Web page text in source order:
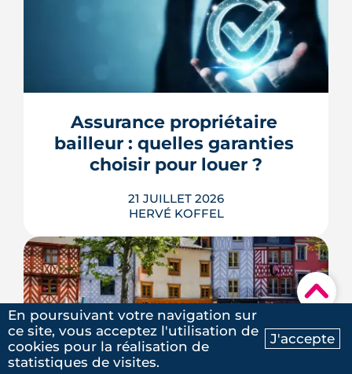
Ma recherche Contactez-nous
▾
Le Parlement a adopté le 21 juillet 2026
la création d'une foncière chargée de
gérer une partie des bâtiments publics,
mais le Conseil constitutionnel doit
bureaux et logements de fonction
pourraient à terme changer de mains,
sans que la liste ni le calendrier s...
LIRE L'ARTICLE
Assurance propriétaire
bailleur : quelles garanties
choisir pour louer ?
21 JUILLET 2026
HERVÉ KOFFEL
Louer, c'est aussi assurer. Entre
l'obligation légale, les garanties utiles
et les options commerciales, ce guide
aide le bailleur rennais à couvrir son
En poursuivant votre navigation sur
ce site, vous acceptez l'utilisation de
cookies pour la réalisation de
statistiques de visites.
J'accepte